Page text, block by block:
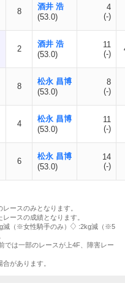
8
酒井 浩
(53.0)
4
(-)
2
酒井 浩
(53.0)
11
(-)
8
松永 昌博
(53.0)
8
(-)
4
松永 昌博
(53.0)
11
(-)
6
松永 昌博
(53.0)
14
(-)
ースのみとなります。
ースの成績となります。
減（※女性騎手のみ）
:2kg減（※5
では一部のレースが上4F、障害レー
があります。